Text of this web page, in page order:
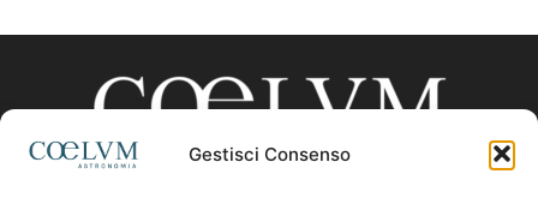
Gestisci Consenso